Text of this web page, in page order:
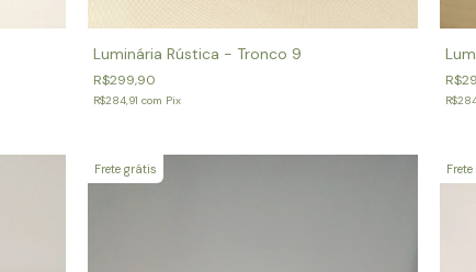
Luminária Rústica - Tronco 9
R$299,90
R$284,91 com Pix
Frete grátis